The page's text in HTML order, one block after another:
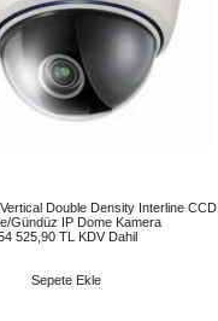
Double Density Interline CCD,
Gündüz IP Dome Kamera
525,90 TL KDV Dahil
Sepete Ekle